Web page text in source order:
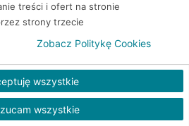
2
39
treści i ofert na stronie
strony trzecie
wszystkie
wszystkie
Zobacz Politykę Cookies